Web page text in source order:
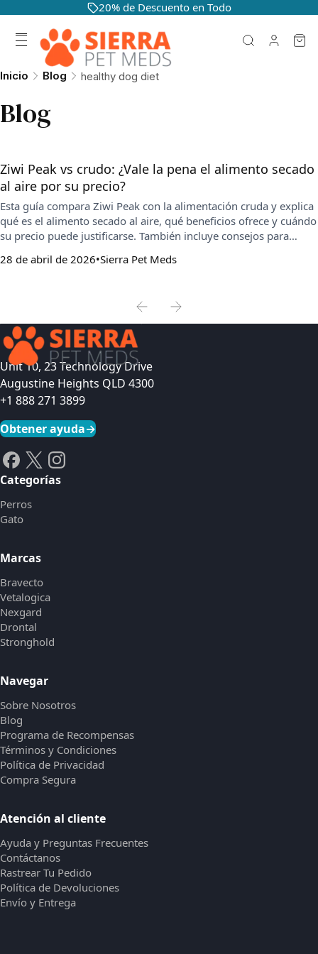
20% de Descuento en Todo
Inicio Blog healthy dog diet
Blog
Ziwi Peak vs crudo: ¿Vale la pena el alimento secado
al aire por su precio?
Esta guía compara Ziwi Peak con la alimentación cruda y explica
qué es el alimento secado al aire, qué beneficios ofrece y cuándo
su precio puede justificarse. También incluye consejos para
según las necesidades de tu perro.
28 de abril de 2026 Sierra Pet Meds
Unit 10, 23 Technology Drive
Augustine Heights QLD 4300
+1 888 271 3899
Obtener ayuda→
Categorías
Perros
Gato
Marcas
Bravecto
Vetalogica
Nexgard
Drontal
Stronghold
Navegar
Sobre Nosotros
Blog
Programa de Recompensas
Términos y Condiciones
Política de Privacidad
Compra Segura
Atención al cliente
Ayuda y Preguntas Frecuentes
Contáctanos
Rastrear Tu Pedido
Política de Devoluciones
Envío y Entrega